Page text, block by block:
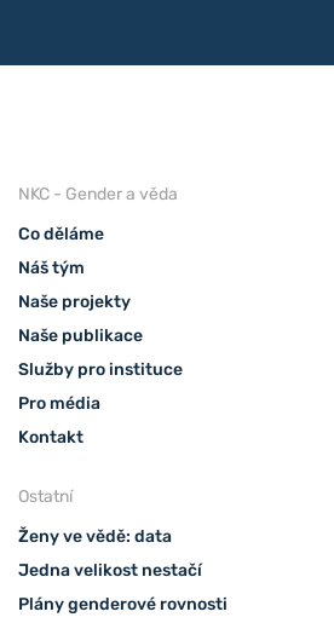
NKC - Gender a věda
Co děláme
Náš tým
Naše projekty
Naše publikace
Služby pro instituce
Pro média
Kontakt
Ostatní
Ženy ve vědě: data
Jedna velikost nestačí
Plány genderové rovnosti